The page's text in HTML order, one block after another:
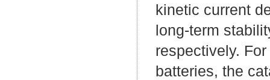
kinetic current
long-term
respectively.
batteries, the